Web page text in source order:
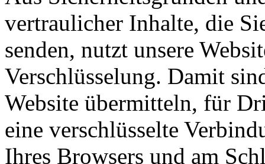
vertraulicher Inhalte, die
senden, nutzt unsere
Verschlüsselung. Damit
Website übermitteln, für
eine verschlüsselte
Ihres Browsers und am